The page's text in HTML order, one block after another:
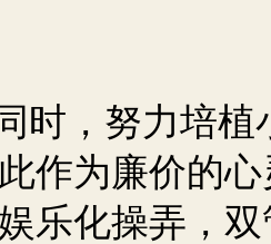
时，努力培
作为廉价的
乐化操弄，